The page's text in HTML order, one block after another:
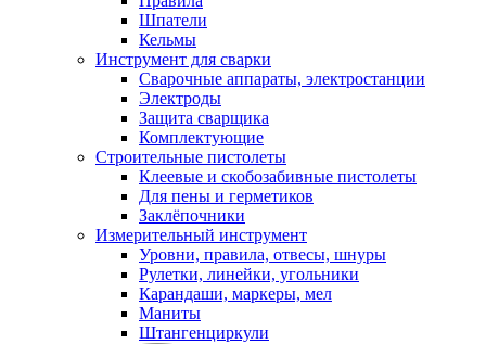
Шпатели
Кельмы
Инструмент для сварки
Сварочные аппараты, электростанции
Электроды
Защита сварщика
Комплектующие
Строительные пистолеты
Клеевые и скобозабивные пистолеты
Для пены и герметиков
Заклёпочники
Измерительный инструмент
Уровни, правила, отвесы, шнуры
Рулетки, линейки, угольники
Карандаши, маркеры, мел
Маниты
Штангенциркули